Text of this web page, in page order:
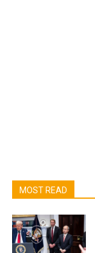
MOST READ